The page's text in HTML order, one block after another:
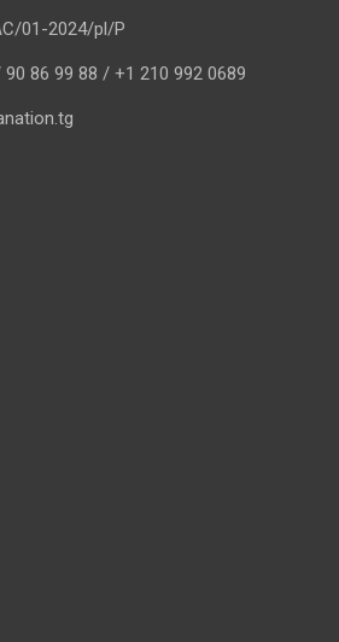
01-2024/pl/P
86 99 88 / +1 210 992 0689